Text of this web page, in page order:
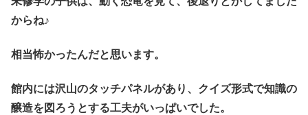
からね♪
相当怖かったんだと思います。
館内には沢山のタッチパネルがあり、クイズ形式で知識の
醸造を図ろうとする工夫がいっぱいでした。